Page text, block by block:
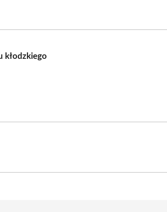
kłodzkiego